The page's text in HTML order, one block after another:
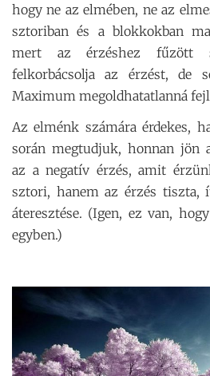
hogy ne az elmében, ne az
sztoriban és a blokkokban
mert az érzéshez fűzött
felkorbácsolja az érzést, de
Maximum megoldhatatlanná
Az elménk számára érdekes,
során megtudjuk, honnan jön
az a negatív érzés, amit
sztori, hanem az érzés tiszta,
áteresztése. (Igen, ez van,
egyben.)